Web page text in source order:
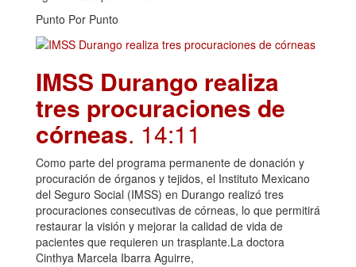
Punto Por Punto
IMSS Durango realiza
tres procuraciones de
córneas. 14:11
Como parte del programa permanente de donación y
procuración de órganos y tejidos, el Instituto Mexicano
del Seguro Social (IMSS) en Durango realizó tres
procuraciones consecutivas de córneas, lo que permitirá
restaurar la visión y mejorar la calidad de vida de
pacientes que requieren un trasplante.La doctora
Cinthya Marcela Ibarra Aguirre,